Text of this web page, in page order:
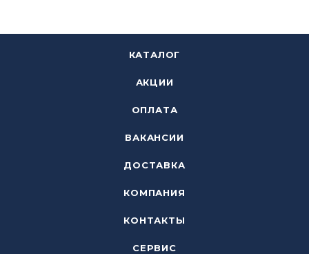
КАТАЛОГ
АКЦИИ
ОПЛАТА
ВАКАНСИИ
ДОСТАВКА
КОМПАНИЯ
КОНТАКТЫ
СЕРВИС